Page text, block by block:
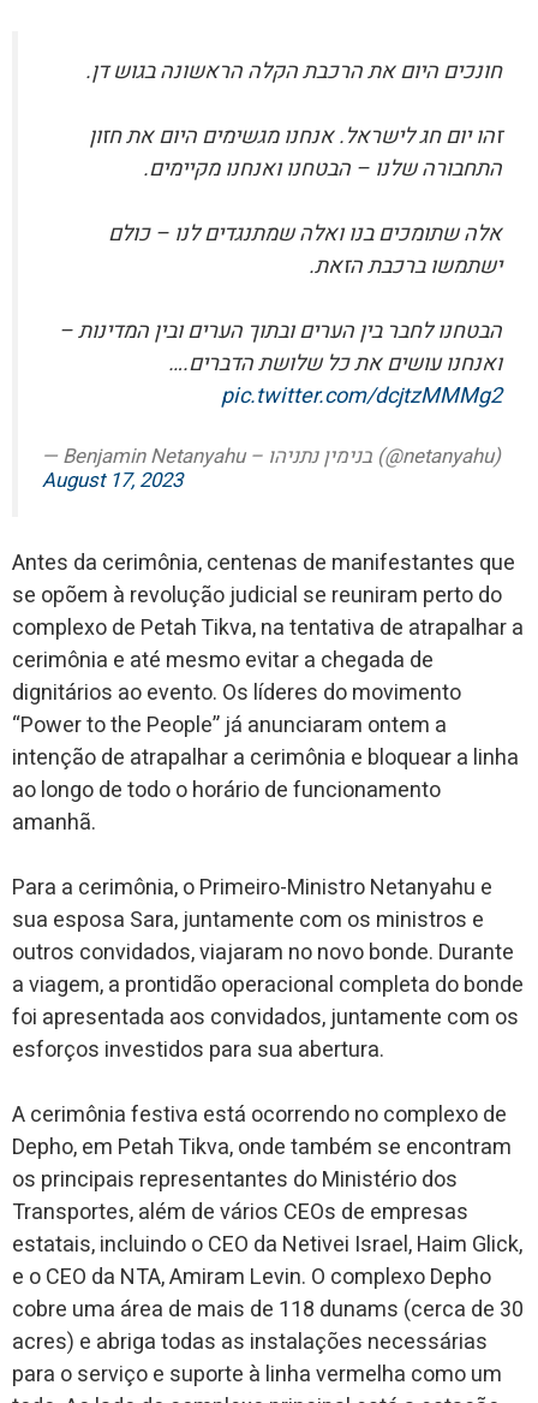
חונכים היום את הרכבת הקלה הראשונה בגוש דן.
זהו יום חג לישראל. אנחנו מגשימים היום את חזון
התחבורה שלנו – הבטחנו ואנחנו מקיימים.
אלה שתומכים בנו ואלה שמתנגדים לנו – כולם
ישתמשו ברכבת הזאת.
הבטחנו לחבר בין הערים ובתוך הערים ובין המדינות –
ואנחנו עושים את כל שלושת הדברים.…
pic.twitter.com/dcjtzMMMg2
— Benjamin Netanyahu – בנימין נתניהו (@netanyahu)
August 17, 2023
Antes da cerimônia, centenas de manifestantes que
se opõem à revolução judicial se reuniram perto do
complexo de Petah Tikva, na tentativa de atrapalhar a
cerimônia e até mesmo evitar a chegada de
dignitários ao evento. Os líderes do movimento
“Power to the People” já anunciaram ontem a
intenção de atrapalhar a cerimônia e bloquear a linha
ao longo de todo o horário de funcionamento
amanhã.
Para a cerimônia, o Primeiro-Ministro Netanyahu e
sua esposa Sara, juntamente com os ministros e
outros convidados, viajaram no novo bonde. Durante
a viagem, a prontidão operacional completa do bonde
foi apresentada aos convidados, juntamente com os
esforços investidos para sua abertura.
A cerimônia festiva está ocorrendo no complexo de
Depho, em Petah Tikva, onde também se encontram
os principais representantes do Ministério dos
Transportes, além de vários CEOs de empresas
estatais, incluindo o CEO da Netivei Israel, Haim Glick,
e o CEO da NTA, Amiram Levin. O complexo Depho
cobre uma área de mais de 118 dunams (cerca de 30
acres) e abriga todas as instalações necessárias
para o serviço e suporte à linha vermelha como um